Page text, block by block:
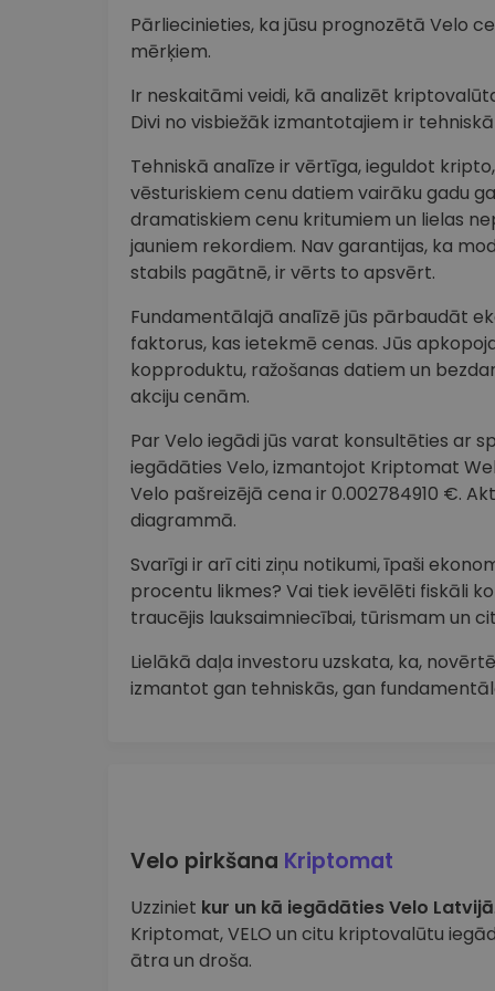
Pārliecinieties, ka jūsu prognozētā Velo
mērķiem.
Ir neskaitāmi veidi, kā analizēt
Divi no visbiežāk izmantotajiem ir
Tehniskā analīze ir vērtīga, ieguldot
vēsturiskiem cenu datiem vairāku gadu
dramatiskiem cenu kritumiem un lielas
jauniem rekordiem. Nav garantijas, ka
stabils pagātnē, ir vērts to apsvērt.
Fundamentālajā analīzē jūs pārbaudāt
faktorus, kas ietekmē cenas. Jūs
kopproduktu, ražošanas datiem un
akciju cenām.
Par Velo iegādi jūs varat konsultēties ar
iegādāties Velo, izmantojot Kriptomat
Velo pašreizējā cena ir 0.002784910 €.
diagrammā.
Svarīgi ir arī citi ziņu notikumi, īpaši
procentu likmes? Vai tiek ievēlēti fiskāli
traucējis lauksaimniecībai, tūrismam un
Lielākā daļa investoru uzskata, ka,
izmantot gan tehniskās, gan
Velo pirkšana Kriptomat
Uzziniet kur un kā iegādāties Velo Latvijā
Kriptomat, VELO un citu kriptovalūtu
ātra un droša.